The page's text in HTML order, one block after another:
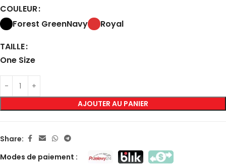
COULEUR
Forest GreenNavy
Royal
TAILLE
One Size
AJOUTER AU PANIER
Share:
Modes de paiement :